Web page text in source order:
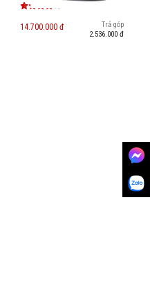
14.700.000 đ
Trả góp
2.536.000 đ